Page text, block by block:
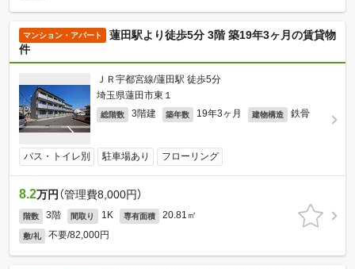
マンション・アパート
蓮田駅より徒歩5分 3階 築19年3ヶ月の賃貸物
件
ＪＲ宇都宮線/蓮田駅 徒歩5分
埼玉県蓮田市東１
総階数 3階建 築年数 19年3ヶ月 建物構造 鉄骨
バス・トイレ別 駐車場あり フローリング
8.2万円 （管理費8,000円）
階数 3階 間取り 1K 専有面積 20.81㎡
敷/礼 不要/82,000円